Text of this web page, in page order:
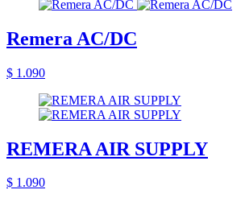
Remera AC/DC
$ 1.090
REMERA AIR SUPPLY
$ 1.090